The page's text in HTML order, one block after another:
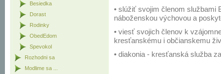
Besiedka
Dorast
Rodinky
ObedEdom
Spevokol
Rozhodni sa
Modlime sa ...
• slúžiť svojim členom službami
náboženskou výchovou a
• viesť svojich členov k
kresťanskému i občianskemu
• diakonia - kresťanská služba